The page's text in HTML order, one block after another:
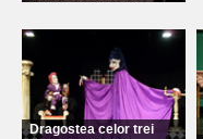
Dragostea celor trei